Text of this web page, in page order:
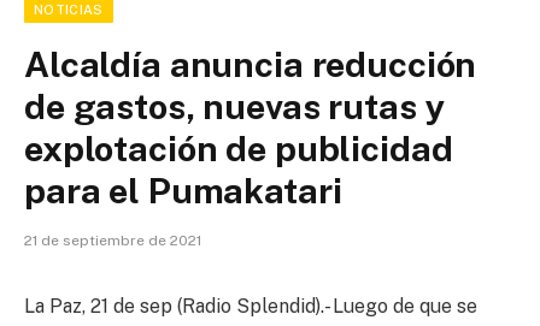
NOTICIAS
Alcaldía anuncia reducción
de gastos, nuevas rutas y
explotación de publicidad
para el Pumakatari
21 de septiembre de 2021
La Paz, 21 de sep (Radio Splendid).- Luego de que se